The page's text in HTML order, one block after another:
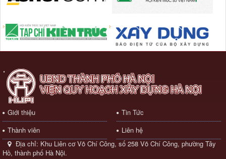
Giới thiệu
Tin Tức
Thành viên
Liên hệ
Địa chỉ: Khu Liên cơ Võ Chí Công, số 258 Võ Chí Công, phường Tây
Hồ, thành phố Hà Nội.